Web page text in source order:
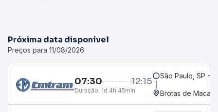
Próxima data disponível
Preços para 11/08/2026
07:30 12:15
Duração: 1d 4h 45min
São Paulo, SP -
Brotas de